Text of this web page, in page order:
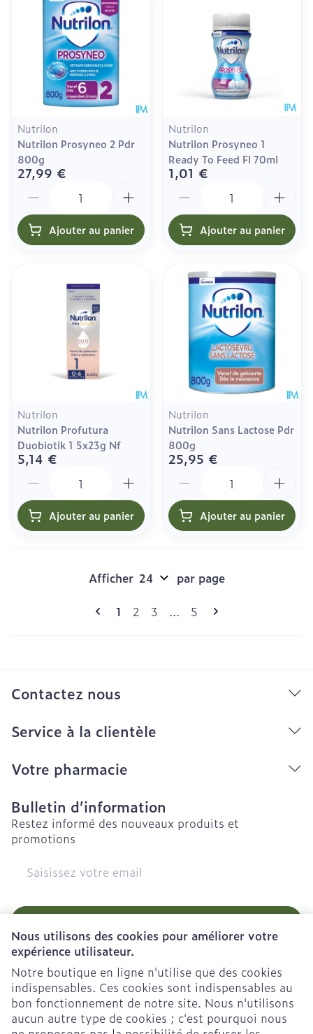
Nous utilisons des cookies pour améliorer votre
expérience utilisateur.
Notre boutique en ligne n'utilise que des cookies
indispensables. Ces cookies sont indispensables au
bon fonctionnement de notre site. Nous n'utilisons
aucun autre type de cookies ; c'est pourquoi nous
Nutrilon
Nutrilon Prosyneo 2 Pdr
800g
27,99 €
Ajouter au panier
Nutrilon
Nutrilon Prosyneo 1
Ready To Feed Fl 70ml
1,01 €
Ajouter au panier
Nutrilon
Nutrilon Profutura
Duobiotik 1 5x23g Nf
5,14 €
Ajouter au panier
Nutrilon
Nutrilon Sans Lactose Pdr
800g
25,95 €
Ajouter au panier
Pages
Vous lisez actuellement la page
1 Page
2 Page
3 ... Page
5
Afficher par page
Contactez nous
Service à la clientèle
Votre pharmacie
Bulletin d’information
Restez informé des nouveaux produits et
promotions
En cliquant sur s'abonner, vous vous abonnez à notre
newsletter et acceptez notre
politique de confidentialité